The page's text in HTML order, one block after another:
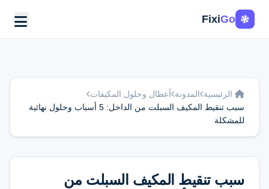
FixiGo
الرئيسية المدونة أعطال وحلول المكيفات
سبب تنقيط المكيف السبلت من الداخل: 5 أسباب وحلول نهائية
للمشكلة
سبب تنقيط المكيف السبلت من